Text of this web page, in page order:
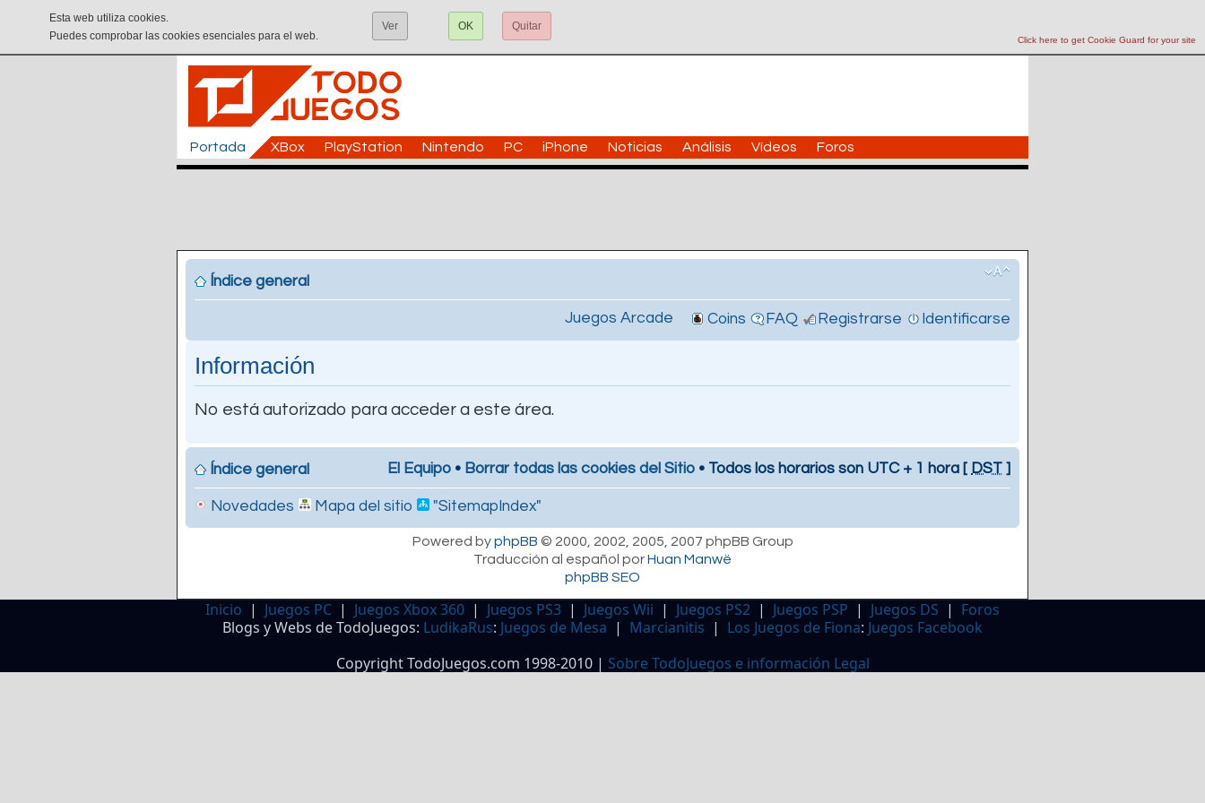
Click here to get Cookie Guard for your site
Esta web utiliza cookies.
Puedes comprobar las cookies esenciales para el web.
Ver OK Quitar
Portada XBox PlayStation Nintendo PC iPhone Noticias Análisis Vídeos Foros
Índice general
Juegos Arcade Coins FAQ Registrarse Identificarse
Información
No está autorizado para acceder a este área.
Índice general El Equipo • Borrar todas las cookies del Sitio • Todos los horarios son UTC + 1 hora [ DST ]
Novedades Mapa del sitio "SitemapIndex"
Powered byphpBB © 2000, 2002, 2005, 2007 phpBB Group
Traducción al español porHuan Manwë
phpBB SEO
Inicio | Juegos PC | Juegos Xbox 360 | Juegos PS3 | Juegos Wii | Juegos PS2 | Juegos PSP | Juegos DS | Foros
Blogs y Webs de TodoJuegos: LudikaRus: Juegos de Mesa | Marcianitis | Los Juegos de Fiona: Juegos Facebook
Copyright TodoJuegos.com 1998-2010 | Sobre TodoJuegos e información Legal